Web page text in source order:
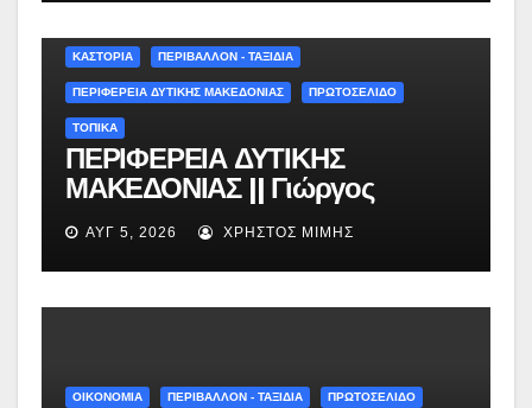
ΚΑΣΤΟΡΙΑ ΠΕΡΙΒΑΛΛΟΝ - ΤΑΞΙΔΙΑ
ΠΕΡΙΦΕΡΕΙΑ ΔΥΤΙΚΗΣ ΜΑΚΕΔΟΝΙΑΣ ΠΡΩΤΟΣΕΛΙΔΟ
ΤΟΠΙΚΑ
ΠΕΡΙΦΕΡΕΙΑ ΔΥΤΙΚΗΣ
ΜΑΚΕΔΟΝΙΑΣ || Γιώργος
Αμανατίδης για Φράγμα
Νεστορίου: «Η δέσμευσή μας
γίνεται πράξη με εξασφαλισμένη
χρηματοδότηση»
ΑΥΓ 5, 2026 ΧΡΉΣΤΟΣ ΜΊΜΗΣ
ΟΙΚΟΝΟΜΙΑ ΠΕΡΙΒΑΛΛΟΝ - ΤΑΞΙΔΙΑ ΠΡΩΤΟΣΕΛΙΔΟ